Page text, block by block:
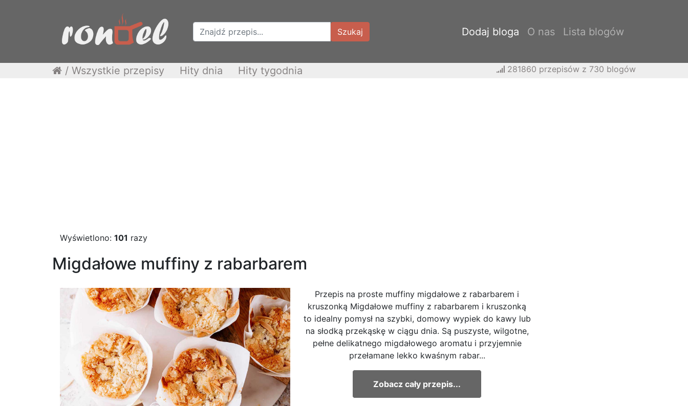
Szukaj Dodaj bloga O nas Lista blogów
/ Wszystkie przepisy Hity dnia Hity tygodnia 281860 przepisów z 730 blogów
Wyświetlono: 101 razy
Migdałowe muffiny z rabarbarem
Przepis na proste muffiny migdałowe z rabarbarem i
kruszonką Migdałowe muffiny z rabarbarem i kruszonką
to idealny pomysł na szybki, domowy wypiek do kawy lub
na słodką przekąskę w ciągu dnia. Są puszyste, wilgotne,
pełne delikatnego migdałowego aromatu i przyjemnie
przełamane lekko kwaśnym rabar...
Zobacz cały przepis...